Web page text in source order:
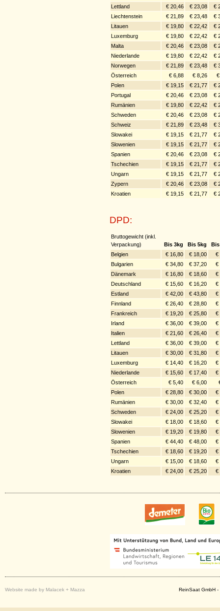
Lettland
€ 20,46 € 23,08
€
Liechtenstein
€ 21,89 € 23,48
€
Litauen
€ 19,80 € 22,42
€
Luxemburg
€ 19,80 € 22,42
€
Malta
€ 20,46 € 23,08
€
Niederlande
€ 19,80 € 22,42
€
Norwegen
€ 21,89 € 23,48
€
Österreich
€ 6,88 € 8,26
Polen
€ 19,15 € 21,77
€
Portugal
€ 20,46 € 23,08
€
Rumänien
€ 19,80 € 22,42
€
Schweden
€ 20,46 € 23,08
€
Schweiz
€ 21,89 € 23,48
€
Slowakei
€ 19,15 € 21,77
€
Slowenien
€ 19,15 € 21,77
€
Spanien
€ 20,46 € 23,08
€
Tschechien
€ 19,15 € 21,77
€
Ungarn
€ 19,15 € 21,77
€
Zypern
€ 20,46 € 23,08
€
Kroatien
€ 19,15 € 21,77 €
DPD:
Bruttogewicht (inkl.
Verpackung)
Bis 3kg Bis 5kg
Belgien
€ 16,80 € 18,00
€
Bulgarien
€ 34,80 € 37,20
€
Dänemark
€ 16,80 € 18,60
€
Deutschland
€ 15,60 € 16,20
€
Estland
€ 42,00 € 43,80
€
Finnland
€ 26,40 € 28,80
€
Frankreich
€ 19,20 € 25,80
€
Irland
€ 36,00 € 39,00
€
Italien
€ 21,60 € 26,40
€
Lettland
€ 36,00 € 39,00
€
Litauen
€ 30,00 € 31,80
€
Luxemburg
€ 14,40 € 16,20
€
Niederlande
€ 15,60 € 17,40
€
Österreich
€ 5,40 € 6,00
Polen
€ 28,80 € 30,00
€
Rumänien
€ 30,00 € 32,40
€
Schweden
€ 24,00 € 25,20
€
Slowakei
€ 18,00 € 18,60
€
Slowenien
€ 19,20 € 19,80
€
Spanien
€ 44,40 € 48,00
€
Tschechien
€ 18,60 € 19,20
€
Ungarn
€ 15,00 € 18,60
€
Kroatien
€ 24,00 € 25,20 €
Website made by Malacek + Mazza ReinSaat GmbH